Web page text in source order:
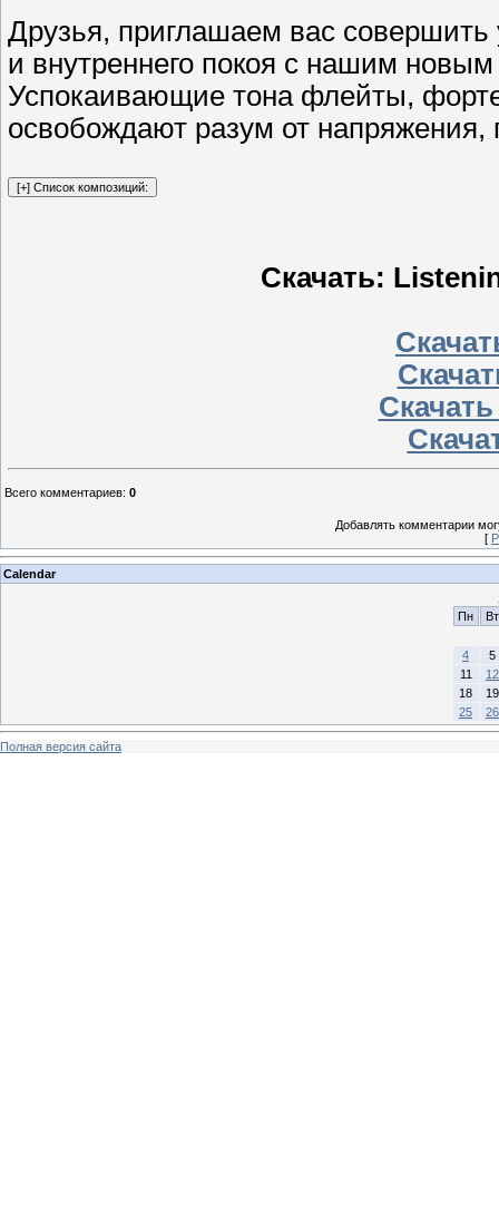
Друзья, приглашаем вас
и внутреннего покоя с нашим
Успокаивающие тона флейты,
освобождают разум от напряжения,
Скачать:
Всего комментариев: 0
Добавлять комментарии
[
Calendar
Пн
Вт
4
5
11
12
18
19
25
26
Полная версия сайта